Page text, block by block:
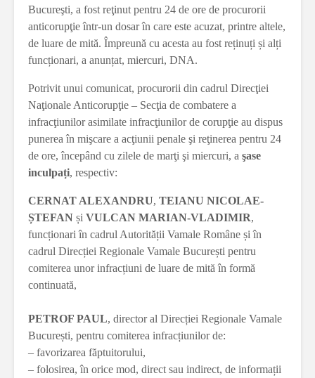
Bucureşti, a fost reţinut pentru 24 de ore de procurorii
anticorupţie într-un dosar în care este acuzat, printre altele,
de luare de mită. Împreună cu acesta au fost reținuți și alți
funcționari, a anunțat, miercuri, DNA.
Potrivit unui comunicat, procurorii din cadrul Direcţiei
Naţionale Anticorupţie – Secţia de combatere a
infracţiunilor asimilate infracţiunilor de corupţie au dispus
punerea în mişcare a acţiunii penale şi reţinerea pentru 24
de ore, începând cu zilele de marţi şi miercuri, a şase
inculpați, respectiv:
CERNAT ALEXANDRU, TEIANU NICOLAE-
ȘTEFAN și VULCAN MARIAN-VLADIMIR,
funcționari în cadrul Autorității Vamale Române și în
cadrul Direcției Regionale Vamale București pentru
comiterea unor infracțiuni de luare de mită în formă
continuată,
PETROF PAUL, director al Direcției Regionale Vamale
București, pentru comiterea infracțiunilor de:
– favorizarea făptuitorului,
– folosirea, în orice mod, direct sau indirect, de informații